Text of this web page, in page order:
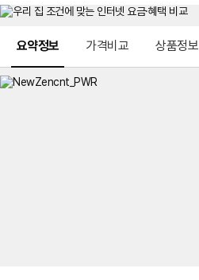
요약정보 가격비교 상품정보